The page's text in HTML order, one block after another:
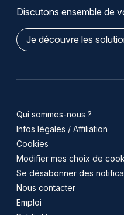
Discutons ensemble de
Je découvre les
Qui sommes-nous ?
Infos légales / Affiliation
Cookies
Modifier mes choix de
Se désabonner des
Nous contacter
Emploi